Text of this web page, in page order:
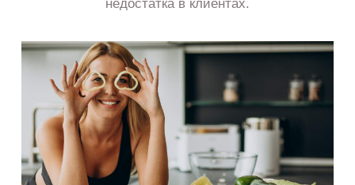
недостатка в клиентах.